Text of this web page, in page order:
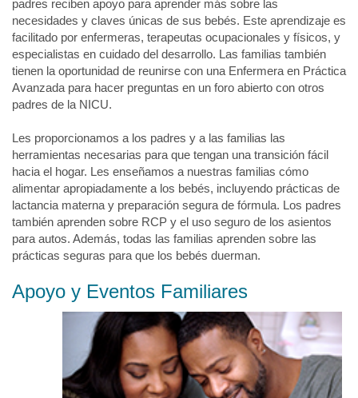
padres reciben apoyo para aprender más sobre las
necesidades y claves únicas de sus bebés. Este aprendizaje es
facilitado por enfermeras, terapeutas ocupacionales y físicos, y
especialistas en cuidado del desarrollo. Las familias también
tienen la oportunidad de reunirse con una Enfermera en Práctica
Avanzada para hacer preguntas en un foro abierto con otros
padres de la NICU.
Les proporcionamos a los padres y a las familias las
herramientas necesarias para que tengan una transición fácil
hacia el hogar. Les enseñamos a nuestras familias cómo
alimentar apropiadamente a los bebés, incluyendo prácticas de
lactancia materna y preparación segura de fórmula. Los padres
también aprenden sobre RCP y el uso seguro de los asientos
para autos. Además, todas las familias aprenden sobre las
prácticas seguras para que los bebés duerman.
Apoyo y Eventos Familiares